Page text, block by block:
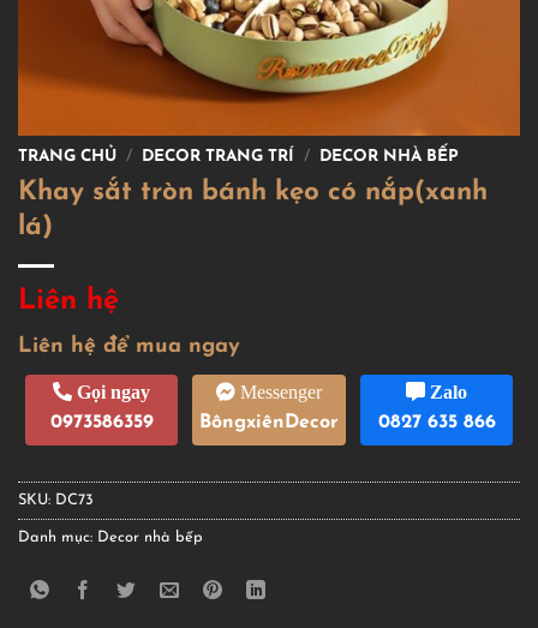
TRANG CHỦ / DECOR TRANG TRÍ / DECOR NHÀ BẾP
Khay sắt tròn bánh kẹo có nắp(xanh
lá)
Liên hệ
Liên hệ để mua ngay
Gọi ngay
0973586359
Messenger
BôngxiênDecor
Zalo
0827 635 866
SKU: DC73
Danh mục: Decor nhà bếp